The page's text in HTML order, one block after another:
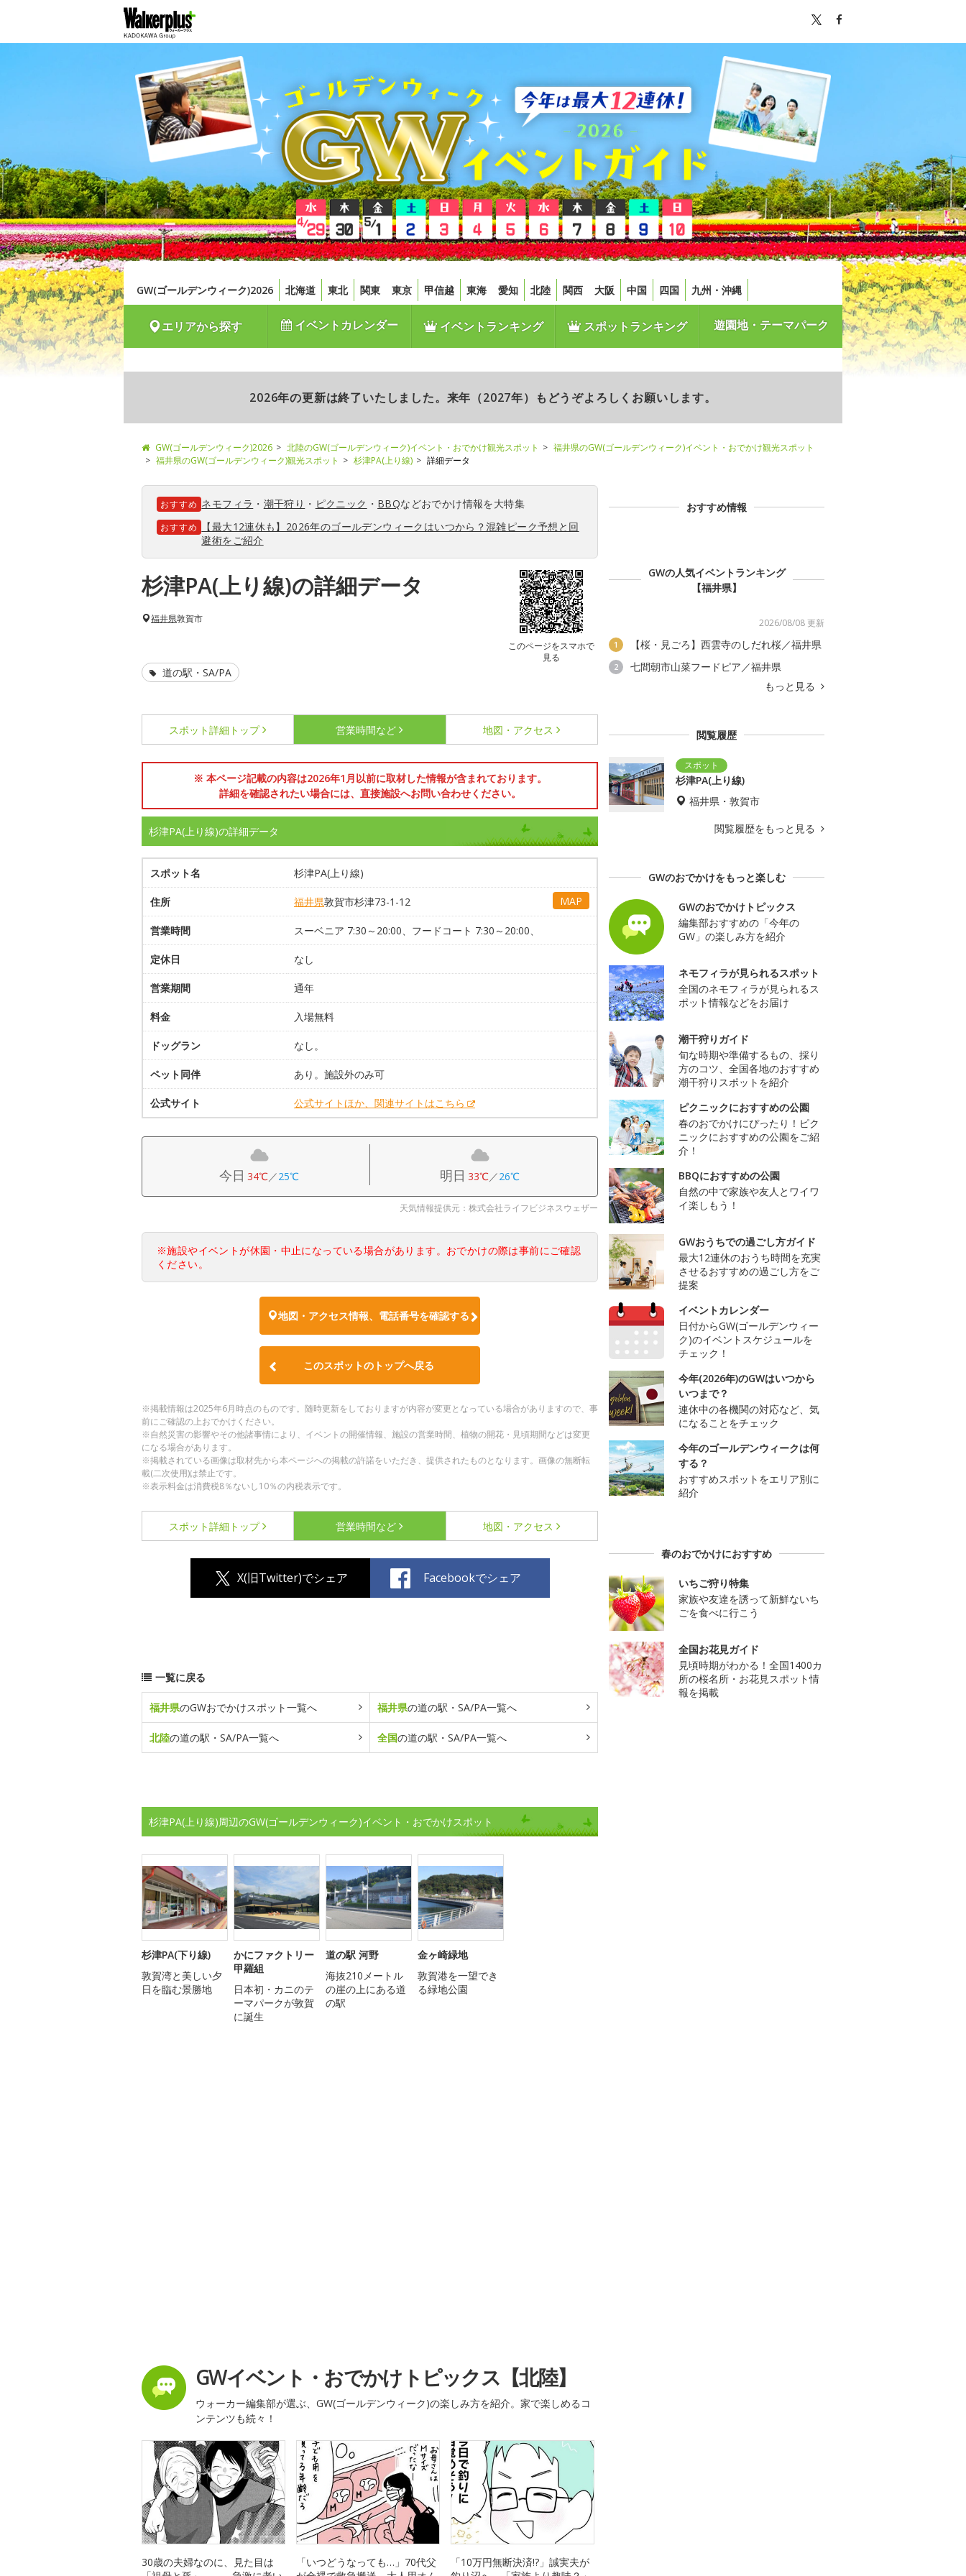
GW(ゴールデンウィーク)2026 北海道 東北 関東 東京 甲信越 東海 愛知 北陸 関西 大阪 中国 四国 九州・沖縄
エリアから探す イベントカレンダー イベントランキング スポットランキング 遊園地・テーマパーク
2026年の更新は終了いたしました。来年（2027年）もどうぞよろしくお願いします。
GW(ゴールデンウィーク)2026 北陸のGW(ゴールデンウィーク)イベント・おでかけ観光スポット
福井県のGW(ゴールデンウィーク)イベント・おでかけ観光スポット
福井県のGW(ゴールデンウィーク)観光スポット
杉津PA(上り線) 詳細データ
おすすめ ネモフィラ ・ 潮干狩り ・ ピクニック ・ BBQなどおでかけ情報を大特集
おすすめ
【最大12連休も】2026年のゴールデンウィークはいつから？混雑ピーク予想と回
避術をご紹介
杉津PA(上り線)の詳細データ
このページをスマホで
見る
福井県敦賀市
道の駅・SA/PA
スポット詳細 トップ 営業時間など 地図・アクセス
※ 本ページ記載の内容は2026年1月以前に取材した情報が含まれております。
詳細を確認されたい場合には、直接施設へお問い合わせください。
杉津PA(上り線)の詳細データ
スポット名 杉津PA(上り線)
住所 福井県敦賀市杉津73-1-12 MAP
営業時間 スーベニア 7:30～20:00、フードコート 7:30～20:00、
定休日 なし
営業期間 通年
料金 入場無料
ドッグラン なし。
ペット同伴 あり。施設外のみ可
公式サイト 公式サイトほか、関連サイトはこちら
今日 34℃／25℃ 明日 33℃／26℃
天気情報提供元：株式会社ライフビジネスウェザー
※施設やイベントが休園・中止になっている場合があります。おでかけの際は事前にご確認
ください。
地図・アクセス情報、電話番号を確認する
このスポットのトップへ戻る
※掲載情報は2025年6月時点のものです。随時更新をしておりますが内容が変更となっている場合がありますので、事
前にご確認の上おでかけください。
※自然災害の影響やその他諸事情により、イベントの開催情報、施設の営業時間、植物の開花・見頃期間などは変更
になる場合があります。
※掲載されている画像は取材先から本ページへの掲載の許諾をいただき、提供されたものとなります。画像の無断転
載(二次使用)は禁止です。
※表示料金は消費税8％ないし10％の内税表示です。
スポット詳細 トップ 営業時間など 地図・アクセス
X(旧Twitter)でシェア Facebookでシェア
一覧に戻る
福井県のGWおでかけスポット一覧へ 福井県の道の駅・SA/PA一覧へ
北陸の道の駅・SA/PA一覧へ 全国の道の駅・SA/PA一覧へ
杉津PA(上り線)周辺のGW(ゴールデンウィーク)イベント・おでかけスポット
杉津PA(下り線)
敦賀湾と美しい夕
日を臨む景勝地
かにファクトリー
甲羅組
日本初・カニのテ
ーマパークが敦賀
に誕生
道の駅 河野
海抜210メートル
の崖の上にある道
の駅
金ヶ崎緑地
敦賀港を一望でき
る緑地公園
GWイベント・おでかけトピックス【北陸】
ウォーカー編集部が選ぶ、GW(ゴールデンウィーク)の楽しみ方を紹介。家で楽しめるコ
ンテンツも続々！
30歳の夫婦なのに、見た目は
「いつどうなっても…」70代父
「10万円無断決済!?」誠実夫が
おすすめ情報
GWの人気イベントランキング
【福井県】
2026/08/08 更新
1 【桜・見ごろ】西雲寺のしだれ桜／福井県
2
七間朝市山菜フードピア／福井県
もっと見る
閲覧履歴
杉津PA(上り線)
福井県・敦賀市
閲覧履歴をもっと見る
GWのおでかけをもっと楽しむ
GWのおでかけトピックス
編集部おすすめの「今年の
GW」の楽しみ方を紹介
ネモフィラが見られるスポット
全国のネモフィラが見られるス
ポット情報などをお届け
潮干狩りガイド
旬な時期や準備するもの、採り
方のコツ、全国各地のおすすめ
潮干狩りスポットを紹介
ピクニックにおすすめの公園
春のおでかけにぴったり！ピク
ニックにおすすめの公園をご紹
介！
BBQにおすすめの公園
自然の中で家族や友人とワイワ
イ楽しもう！
GWおうちでの過ごし方ガイド
最大12連休のおうち時間を充実
させるおすすめの過ごし方をご
提案
イベントカレンダー
日付からGW(ゴールデンウィー
ク)のイベントスケジュールを
チェック！
今年(2026年)のGWはいつから
いつまで？
連休中の各機関の対応など、気
になることをチェック
今年のゴールデンウィークは何
する？
おすすめスポットをエリア別に
紹介
春のおでかけにおすすめ
いちご狩り特集
家族や友達を誘って新鮮ないち
ごを食べに行こう
全国お花見ガイド
見頃時期がわかる！全国1400カ
所の桜名所・お花見スポット情
報を掲載